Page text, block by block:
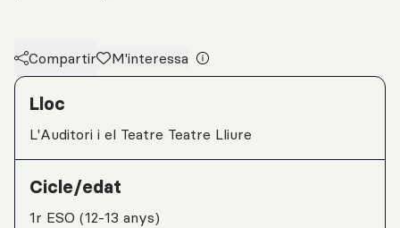
Compartir
M'interessa
Detalls de l'activitat
Lloc
L'Auditori i el Teatre Teatre Lliure
Cicle/edat
1r ESO (12-13 anys)